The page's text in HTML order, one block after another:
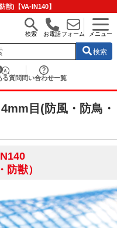
獣)【VA-IN140】
検索 お電話フォーム メニュー
検索
る質問 問い合わせ一覧
目(防風・防鳥・
防獣）